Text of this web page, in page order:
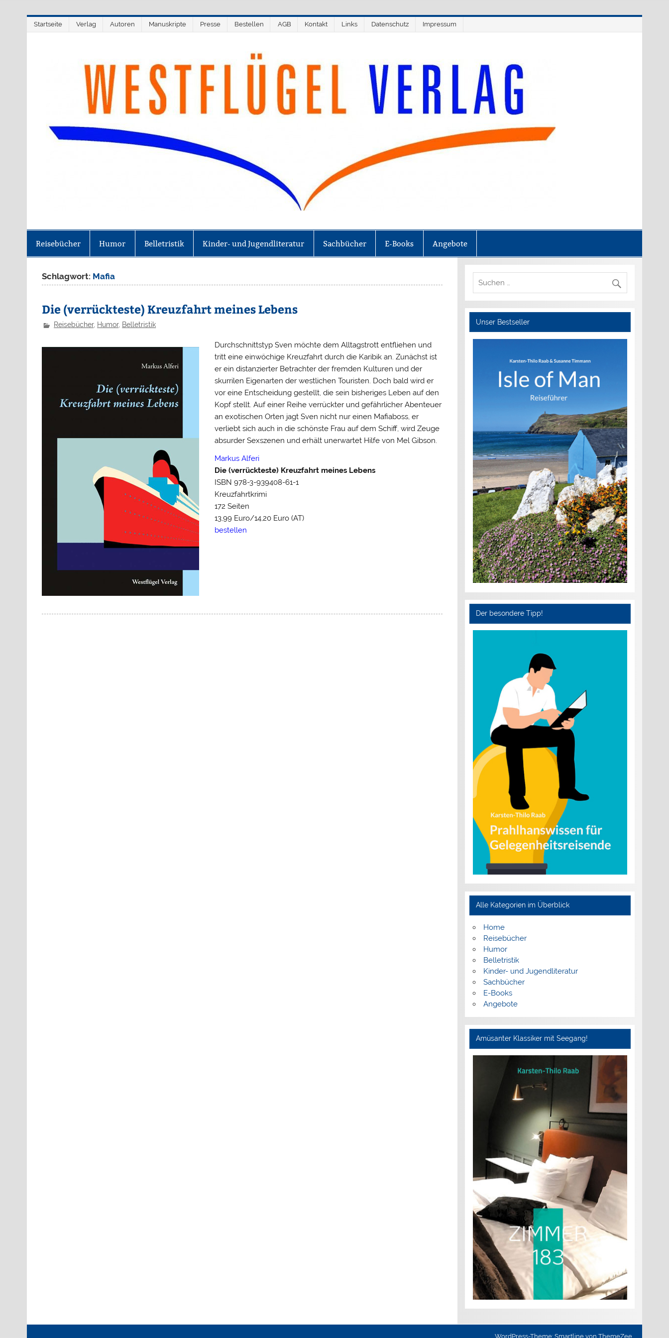
springen
Startseite Verlag Autoren Manuskripte Presse Bestellen AGB Kontakt Links Datenschutz Impressum
Reisebücher Humor Belletristik Kinder- und Jugendliteratur Sachbücher E-Books Angebote
Schlagwort: Mafia
Die (verrückteste) Kreuzfahrt meines Lebens
Reisebücher, Humor, Belletristik
Durchschnittstyp Sven möchte dem Alltagstrott entfliehen und
tritt eine einwöchige Kreuzfahrt durch die Karibik an. Zunächst ist
er ein distanzierter Betrachter der fremden Kulturen und der
skurrilen Eigenarten der westlichen Touristen. Doch bald wird er
vor eine Entscheidung gestellt, die sein bisheriges Leben auf den
Kopf stellt. Auf einer Reihe verrückter und gefährlicher Abenteuer
an exotischen Orten jagt Sven nicht nur einen Mafiaboss, er
verliebt sich auch in die schönste Frau auf dem Schiff, wird Zeuge
absurder Sexszenen und erhält unerwartet Hilfe von Mel Gibson.
Markus Alferi
Die (verrückteste) Kreuzfahrt meines Lebens
ISBN 978-3-939408-61-1
Kreuzfahrtkrimi
172 Seiten
13,99 Euro/14,20 Euro (AT)
bestellen
Unser Bestseller
Der besondere Tipp!
Alle Kategorien im Überblick
Home
Reisebücher
Humor
Belletristik
Kinder- und Jugendliteratur
Sachbücher
E-Books
Angebote
Amüsanter Klassiker mit Seegang!
WordPress-Theme: Smartline von ThemeZee.